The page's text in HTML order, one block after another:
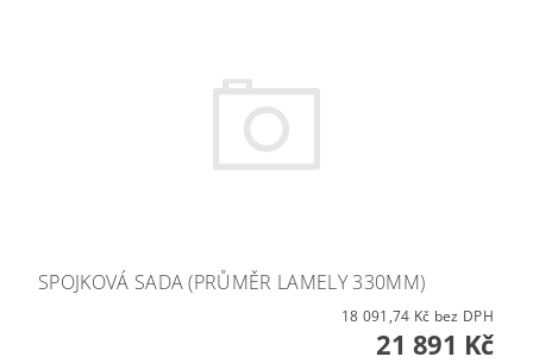
SPOJKOVÁ SADA (PRŮMĚR LAMELY 330MM)
18 091,74 Kč bez DPH
21 891 Kč